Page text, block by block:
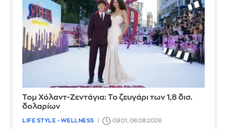
Τομ Χόλαντ-Ζεντάγια: Το ζευγάρι των 1,8 δισ.
δολαρίων
LIFE STYLE - WELLNESS 09:01, 06.08.2026